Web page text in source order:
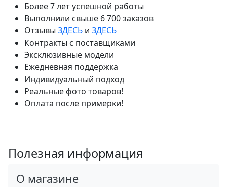
Более 7 лет успешной работы
Выполнили свыше 6 700 заказов
Отзывы ЗДЕСЬ и ЗДЕСЬ
Контракты с поставщиками
Эксклюзивные модели
Ежедневная поддержка
Индивидуальный подход
Реальные фото товаров!
Оплата после примерки!
Полезная информация
О магазине